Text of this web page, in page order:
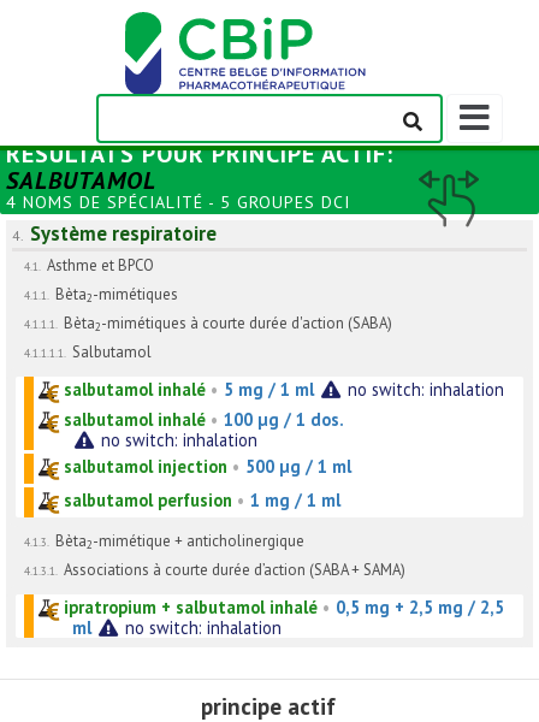
Afficher/
la
de
navigation
RÉSULTATS POURPRINCIPE ACTIF:
SALBUTAMOL
4 NOMS DE SPÉCIALITÉ - 5 GROUPES DCI
4. Système respiratoire
4.1. Asthme et BPCO
4.1.1. Bèta2-mimétiques
4.1.1.1. Bèta2-mimétiques à courte durée d'action (SABA)
4.1.1.1.1. Salbutamol
salbutamol inhalé • 5 mg / 1 ml
no switch: inhalation
salbutamol inhalé • 100 µg / 1 dos.
no switch: inhalation
salbutamol injection • 500 µg / 1 ml
salbutamol perfusion • 1 mg / 1 ml
4.1.3. Bèta2-mimétique + anticholinergique
4.1.3.1. Associations à courte durée d’action (SABA + SAMA)
ipratropium + salbutamol inhalé • 0,5 mg + 2,5 mg / 2,5
ml
no switch: inhalation
principe actif